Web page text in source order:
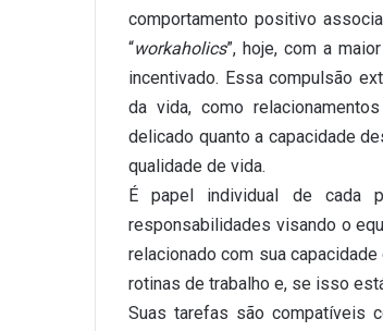
comportamento positivo
“workaholics”, hoje, com a
incentivado. Essa compulsão
da vida, como
delicado quanto a capacidade
qualidade de vida.
É papel individual de cada
responsabilidades visando o
relacionado com sua
rotinas de trabalho e, se isso
Suas tarefas são compatíveis